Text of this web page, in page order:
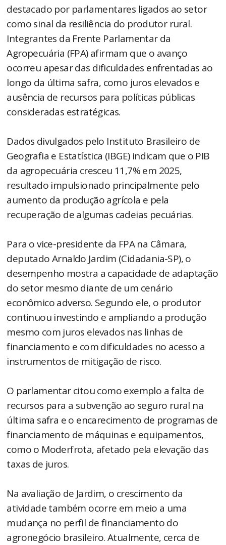
destacado por parlamentares ligados ao setor
como sinal da resiliência do produtor rural.
Integrantes da Frente Parlamentar da
Agropecuária (FPA) afirmam que o avanço
ocorreu apesar das dificuldades enfrentadas ao
longo da última safra, como juros elevados e
ausência de recursos para políticas públicas
consideradas estratégicas.
Dados divulgados pelo Instituto Brasileiro de
Geografia e Estatística (IBGE) indicam que o PIB
da agropecuária cresceu 11,7% em 2025,
resultado impulsionado principalmente pelo
aumento da produção agrícola e pela
recuperação de algumas cadeias pecuárias.
Para o vice-presidente da FPA na Câmara,
deputado Arnaldo Jardim (Cidadania-SP), o
desempenho mostra a capacidade de adaptação
do setor mesmo diante de um cenário
econômico adverso. Segundo ele, o produtor
continuou investindo e ampliando a produção
mesmo com juros elevados nas linhas de
financiamento e com dificuldades no acesso a
instrumentos de mitigação de risco.
O parlamentar citou como exemplo a falta de
recursos para a subvenção ao seguro rural na
última safra e o encarecimento de programas de
financiamento de máquinas e equipamentos,
como o Moderfrota, afetado pela elevação das
taxas de juros.
Na avaliação de Jardim, o crescimento da
atividade também ocorre em meio a uma
mudança no perfil de financiamento do
agronegócio brasileiro. Atualmente, cerca de